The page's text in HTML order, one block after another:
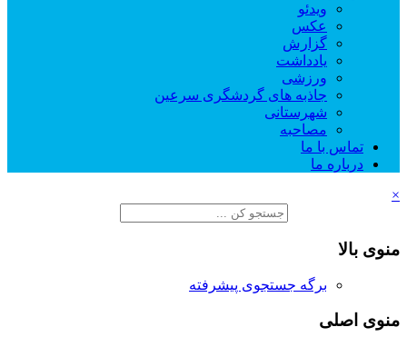
ویدئو
عکس
گزارش
یادداشت
ورزشی
جاذبه های گردشگری سرعین
شهرستانی
مصاحبه
تماس با ما
درباره ما
×
منوی بالا
برگه جستجوی پیشرفته
منوی اصلی